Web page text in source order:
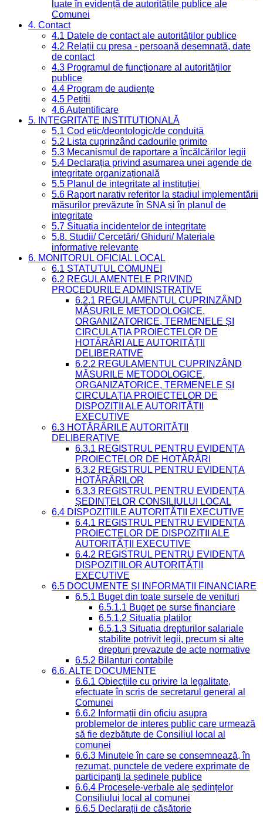
luate în evidență de autoritățile publice ale
Comunei
4. Contact
4.1 Datele de contact ale autorităților publice
4.2 Relații cu presa - persoană desemnată, date
de contact
4.3 Programul de funcționare al autorităților
publice
4.4 Program de audiențe
4.5 Petiții
4.6 Autentificare
5. INTEGRITATE INSTITUȚIONALĂ
5.1 Cod etic/deontologic/de conduită
5.2 Lista cuprinzând cadourile primite
5.3 Mecanismul de raportare a încălcărilor legii
5.4 Declarația privind asumarea unei agende de
integritate organizațională
5.5 Planul de integritate al instituției
5.6 Raport narativ referitor la stadiul implementării
măsurilor prevăzute în SNA și în planul de
integritate
5.7 Situația incidentelor de integritate
5.8. Studii/ Cercetări/ Ghiduri/ Materiale
informative relevante
6. MONITORUL OFICIAL LOCAL
6.1 STATUTUL COMUNEI
6.2 REGULAMENTELE PRIVIND
PROCEDURILE ADMINISTRATIVE
6.2.1 REGULAMENTUL CUPRINZÂND
MĂSURILE METODOLOGICE,
ORGANIZATORICE, TERMENELE ȘI
CIRCULAȚIA PROIECTELOR DE
HOTĂRÂRI ALE AUTORITĂȚII
DELIBERATIVE
6.2.2 REGULAMENTUL CUPRINZÂND
MĂSURILE METODOLOGICE,
ORGANIZATORICE, TERMENELE ȘI
CIRCULAȚIA PROIECTELOR DE
DISPOZIȚII ALE AUTORITĂȚII
EXECUTIVE
6.3 HOTĂRÂRILE AUTORITĂȚII
DELIBERATIVE
6.3.1 REGISTRUL PENTRU EVIDENȚA
PROIECTELOR DE HOTĂRÂRI
6.3.2 REGISTRUL PENTRU EVIDENȚA
HOTĂRÂRILOR
6.3.3 REGISTRUL PENTRU EVIDENȚA
ȘEDINȚELOR CONSILIULUI LOCAL
6.4 DISPOZIȚIILE AUTORITĂȚII EXECUTIVE
6.4.1 REGISTRUL PENTRU EVIDENȚA
PROIECTELOR DE DISPOZIȚII ALE
AUTORITĂȚII EXECUTIVE
6.4.2 REGISTRUL PENTRU EVIDENȚA
DISPOZIȚIILOR AUTORITĂȚII
EXECUTIVE
6.5 DOCUMENTE ȘI INFORMAȚII FINANCIARE
6.5.1 Buget din toate sursele de venituri
6.5.1.1 Buget pe surse financiare
6.5.1.2 Situatia platilor
6.5.1.3 Situatia drepturilor salariale
stabilite potrivit legii, precum si alte
drepturi prevazute de acte normative
6.5.2 Bilanturi contabile
6.6. ALTE DOCUMENTE
6.6.1 Obiecțiile cu privire la legalitate,
efectuate în scris de secretarul general al
Comunei
6.6.2 Informații din oficiu asupra
problemelor de interes public care urmează
să fie dezbătute de Consiliul local al
comunei
6.6.3 Minutele în care se consemnează, în
rezumat, punctele de vedere exprimate de
participanți la ședinele publice
6.6.4 Procesele-verbale ale ședințelor
Consiliului local al comunei
6.6.5 Declarații de căsătorie